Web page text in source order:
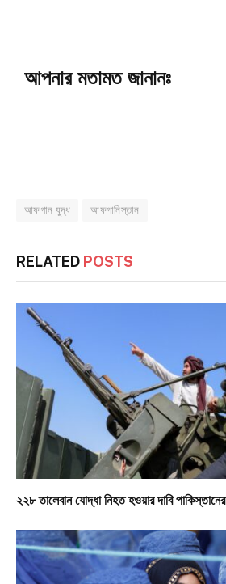
আপনার মতামত জানানঃ
আফগান যুদ্ধ আফগানিস্তান
RELATED POSTS
২২৮ তালেবান যোদ্ধা নিহত হওয়ার দাবি পাকিস্তানের